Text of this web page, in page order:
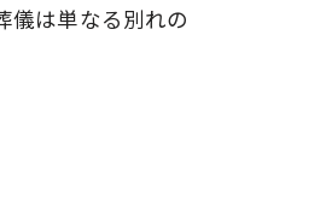
儀は単なる別れの